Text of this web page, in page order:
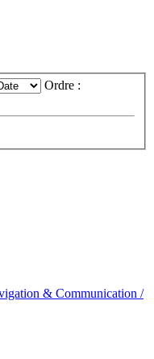
Ordre :
& Communication /